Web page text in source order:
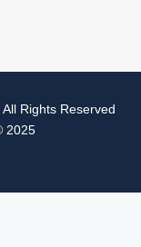
Rights Reserved
2025